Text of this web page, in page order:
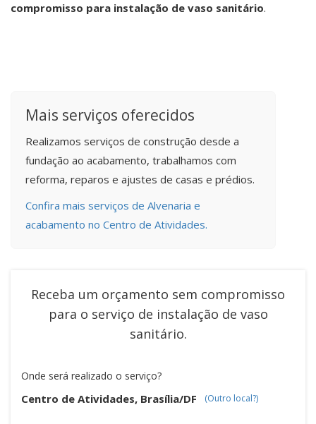
compromisso para instalação de vaso sanitário.
Mais serviços oferecidos
Realizamos serviços de construção desde a
fundação ao acabamento, trabalhamos com
reforma, reparos e ajustes de casas e prédios.
Confira mais serviços de Alvenaria e
acabamento no Centro de Atividades.
Receba um orçamento sem compromisso
para o serviço de instalação de vaso
sanitário.
Onde será realizado o serviço?
Centro de Atividades, Brasília/DF (Outro local?)